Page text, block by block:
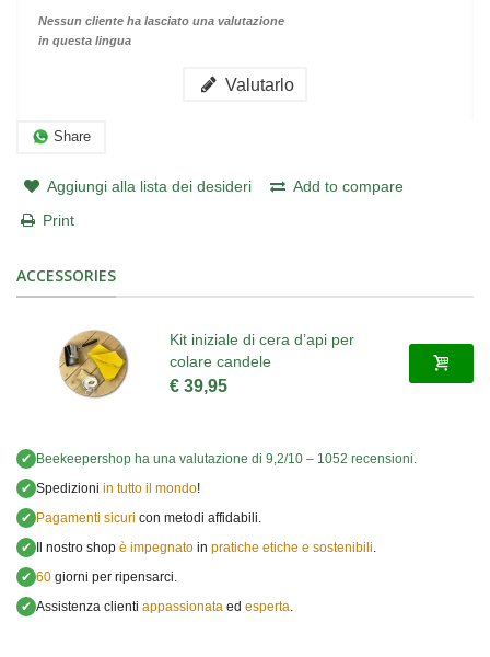
Nessun cliente ha lasciato una valutazione
in questa lingua
Valutarlo
Share
Aggiungi alla lista dei desideri
Add to compare
Print
ACCESSORIES
Kit iniziale di cera d’api per
colare candele
€ 39,95
✔ Beekeepershop ha una valutazione di 9,2/10 – 1052 recensioni.
✔ Spedizioni in tutto il mondo!
✔ Pagamenti sicuri con metodi affidabili.
✔ Il nostro shop è impegnato in pratiche etiche e sostenibili
✔ 60 giorni per ripensarci.
✔ Assistenza clienti appassionata ed esperta